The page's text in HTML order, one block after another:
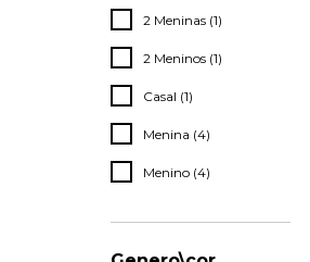
2 Meninas (1)
2 Meninos (1)
Casal (1)
Menina (4)
Menino (4)